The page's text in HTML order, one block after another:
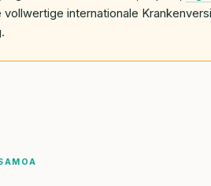
vollwertige internationale